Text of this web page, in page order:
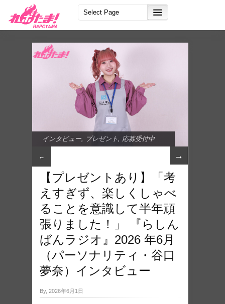
インタビュー プレゼント 応募受付中
← →
【プレゼントあり】「考
えすぎず、楽しくしゃべ
ることを意識して半年頑
張りました！」 『らしん
ばんラジオ』2026 年6月
（パーソナリティ・谷口
夢奈）インタビュー
By, 2026年6月1日